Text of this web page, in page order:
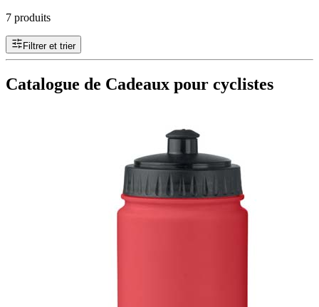
7 produits
Filtrer et trier
Catalogue de Cadeaux pour cyclistes